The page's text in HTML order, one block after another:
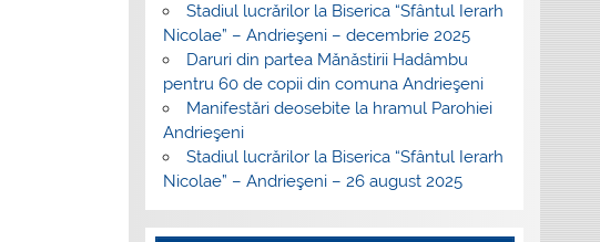
Stadiul lucrărilor la Biserica “Sfântul Ierarh
Nicolae” – Andrieşeni – decembrie 2025
Daruri din partea Mănăstirii Hadâmbu
pentru 60 de copii din comuna Andrieşeni
Manifestări deosebite la hramul Parohiei
Andrieşeni
Stadiul lucrărilor la Biserica “Sfântul Ierarh
Nicolae” – Andrieşeni – 26 august 2025